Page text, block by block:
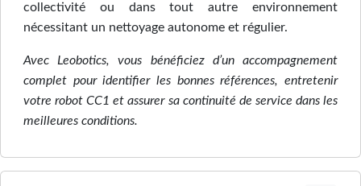
collectivité ou dans tout autre environnement
nécessitant un nettoyage autonome et régulier.
Avec Leobotics, vous bénéficiez d’un accompagnement
complet pour identifier les bonnes références, entretenir
votre robot CC1 et assurer sa continuité de service dans les
meilleures conditions.